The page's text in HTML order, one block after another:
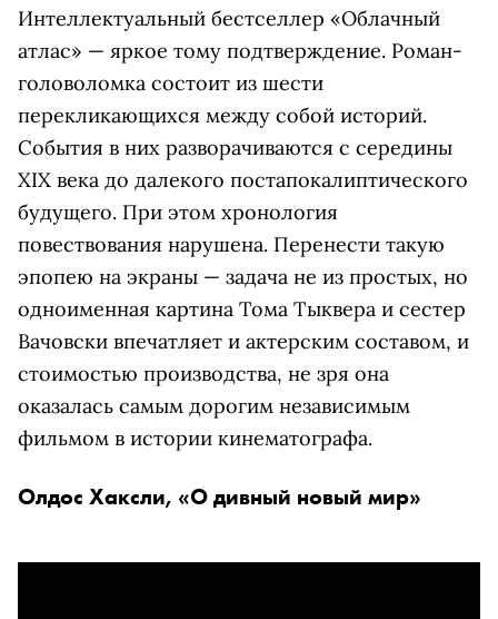
Интеллектуальный бестселлер «Облачный
атлас» — яркое тому подтверждение. Роман-
головоломка состоит из шести
перекликающихся между собой историй.
События в них разворачиваются с середины
XIX века до далекого постапокалиптического
будущего. При этом хронология
повествования нарушена. Перенести такую
эпопею на экраны — задача не из простых, но
одноименная картина Тома Тыквера и сестер
Вачовски впечатляет и актерским составом, и
стоимостью производства, не зря она
оказалась самым дорогим независимым
фильмом в истории кинематографа.
Олдос Хаксли, «О дивный новый мир»